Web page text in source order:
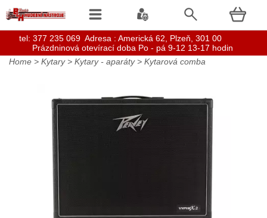
Home > Kytary> Kytary - aparáty> Kytarová comba
tel: 377 235 069 Adresa : Americká 62, Plzeň, 301 00
Prázdninová otevírací doba Po - pá 9-12 13-17 hodin